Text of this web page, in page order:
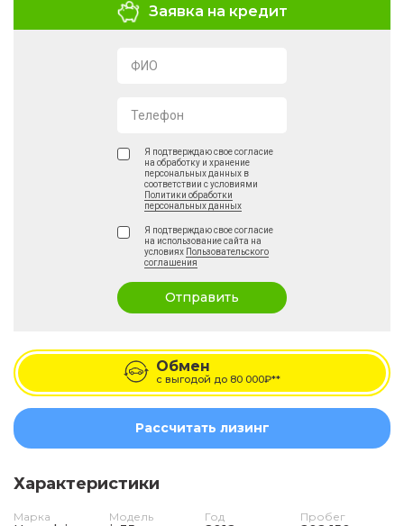
Заявка на кредит
ФИО
Телефон
Я подтверждаю свое согласие
на обработку и хранение
персональных данных в
соответствии с условиями
Политики обработки
персональных данных
Я подтверждаю свое согласие
на использование сайта на
условиях Пользовательского
соглашения
Отправить
Обмен
с выгодой до 80 000₽**
Рассчитать лизинг
Характеристики
Марка Модель Год Пробег